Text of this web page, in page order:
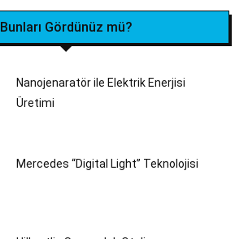
Bunları Gördünüz mü?
Nanojenaratör ile Elektrik Enerjisi
Üretimi
Mercedes “Digital Light” Teknolojisi